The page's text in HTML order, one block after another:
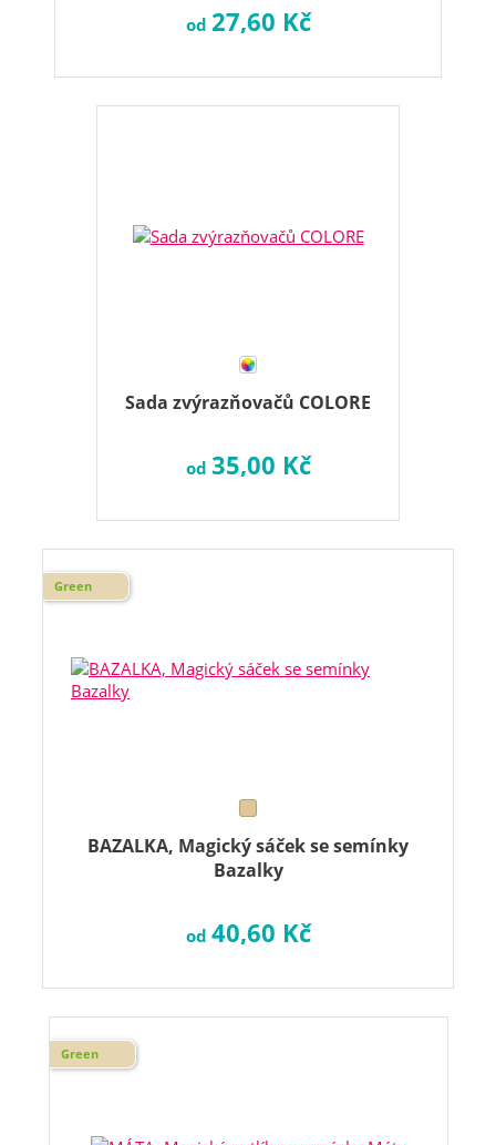
od 27,60 Kč
Sada zvýrazňovačů COLORE
od 35,00 Kč
BAZALKA, Magický sáček se semínky
Bazalky
Green
od 40,60 Kč
Green